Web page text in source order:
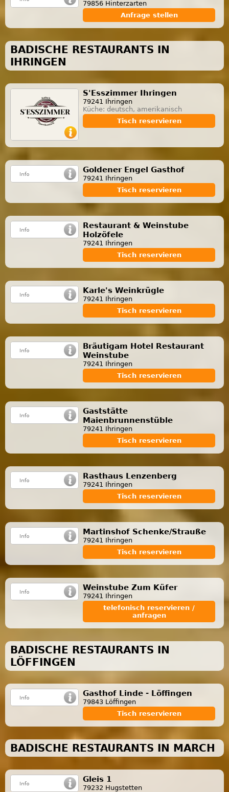
79856 Hinterzarten
Anfrage stellen
BADISCHE RESTAURANTS IN
IHRINGEN
S'Esszimmer Ihringen
79241 Ihringen
Küche: deutsch, amerikanisch
Tisch reservieren
Goldener Engel Gasthof
79241 Ihringen
Tisch reservieren
Restaurant & Weinstube
Holzöfele
79241 Ihringen
Tisch reservieren
Karle's Weinkrügle
79241 Ihringen
Tisch reservieren
Bräutigam Hotel Restaurant
Weinstube
79241 Ihringen
Tisch reservieren
Gaststätte
Maienbrunnenstüble
79241 Ihringen
Tisch reservieren
Rasthaus Lenzenberg
79241 Ihringen
Tisch reservieren
Martinshof Schenke/Strauße
79241 Ihringen
Tisch reservieren
Weinstube Zum Küfer
79241 Ihringen
telefonisch reservieren /
anfragen
BADISCHE RESTAURANTS IN
LÖFFINGEN
Gasthof Linde - Löffingen
79843 Löffingen
Tisch reservieren
BADISCHE RESTAURANTS IN MARCH
Gleis 1
79232 Hugstetten